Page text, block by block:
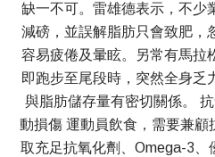
缺一不可。雷雄德表示，不少
減磅，並誤解脂肪只會致肥，
容易疲倦及暈眩。另常有馬拉
即跑步至尾段時，突然全身乏
與脂肪儲存量有密切關係。
動損傷 運動員飲食，需要兼
取充足抗氧化劑、Omega-3、